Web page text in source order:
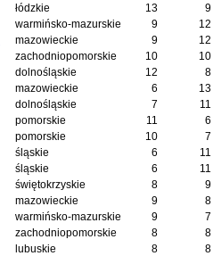
łódzkie 13
9
warmińsko-mazurskie 9
12
mazowieckie 9
12
zachodniopomorskie 10
10
dolnośląskie 12
8
mazowieckie 6
13
dolnośląskie 7
11
pomorskie 11
6
pomorskie 10
7
śląskie 6
11
śląskie 6
11
świętokrzyskie 8
9
mazowieckie 9
8
warmińsko-mazurskie 9
7
zachodniopomorskie 8
8
lubuskie 8
8